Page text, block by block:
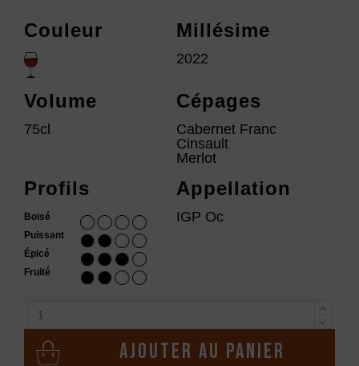
Couleur Millésime
2022
Volume
75cl
Cépages
Cabernet Franc
Cinsault
Merlot
Profils
Boisé
Puissant
Épicé
Fruité
Appellation
IGP Oc
Ajouter au panier